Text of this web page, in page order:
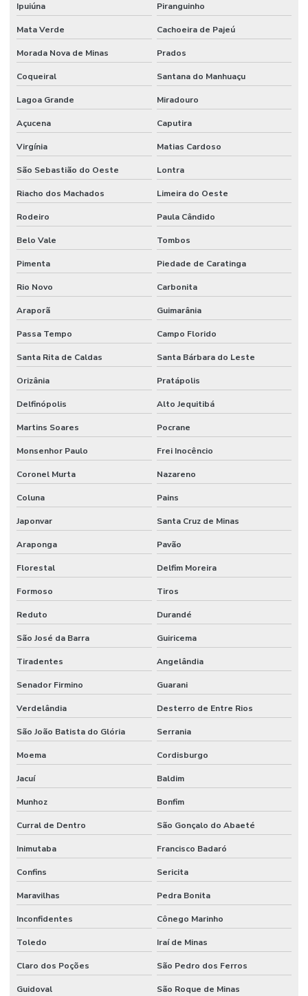
Ipuiúna Piranguinho
Mata Verde Cachoeira de Pajeú
Morada Nova de Minas Prados
Coqueiral Santana do Manhuaçu
Lagoa Grande Miradouro
Açucena Caputira
Virgínia Matias Cardoso
São Sebastião do Oeste Lontra
Riacho dos Machados Limeira do Oeste
Rodeiro Paula Cândido
Belo Vale Tombos
Pimenta Piedade de Caratinga
Rio Novo Carbonita
Araporã Guimarânia
Passa Tempo Campo Florido
Santa Rita de Caldas Santa Bárbara do Leste
Orizânia Pratápolis
Delfinópolis Alto Jequitibá
Martins Soares Pocrane
Monsenhor Paulo Frei Inocêncio
Coronel Murta Nazareno
Coluna Pains
Japonvar Santa Cruz de Minas
Araponga Pavão
Florestal Delfim Moreira
Formoso Tiros
Reduto Durandé
São José da Barra Guiricema
Tiradentes Angelândia
Senador Firmino Guarani
Verdelândia Desterro de Entre Rios
São João Batista do Glória Serrania
Moema Cordisburgo
Jacuí Baldim
Munhoz Bonfim
Curral de Dentro São Gonçalo do Abaeté
Inimutaba Francisco Badaró
Confins Sericita
Maravilhas Pedra Bonita
Inconfidentes Cônego Marinho
Toledo Iraí de Minas
Claro dos Poções São Pedro dos Ferros
Guidoval São Roque de Minas